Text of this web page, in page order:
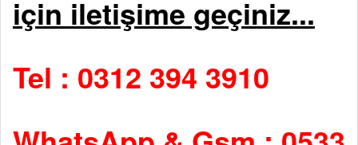
için iletişime geçiniz...
Tel : 0312 394 3910